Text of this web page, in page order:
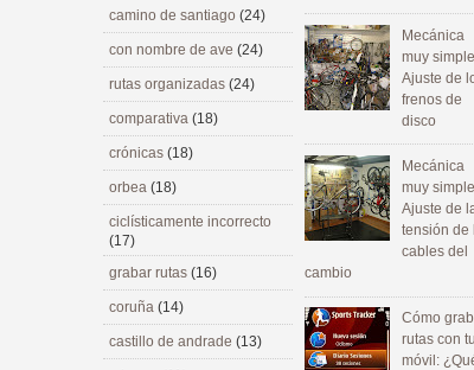
Mecánica
muy
Ajuste de
frenos de
disco
Mecánica
muy
Ajuste de
tensión de
cables del
cambio
Cómo
rutas con tu
móvil:
camino de santiago (24)
con nombre de ave (24)
rutas organizadas (24)
comparativa (18)
crónicas (18)
orbea (18)
ciclísticamente incorrecto
(17)
grabar rutas (16)
coruña (14)
castillo de andrade (13)